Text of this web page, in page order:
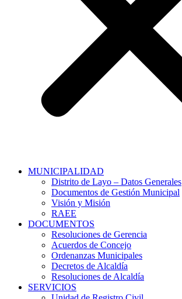
MUNICIPALIDAD
Distrito de Layo – Datos Generales
Documentos de Gestión Municipal
Visión y Misión
RAEE
DOCUMENTOS
Resoluciones de Gerencia
Acuerdos de Concejo
Ordenanzas Municipales
Decretos de Alcaldía
Resoluciones de Alcaldía
SERVICIOS